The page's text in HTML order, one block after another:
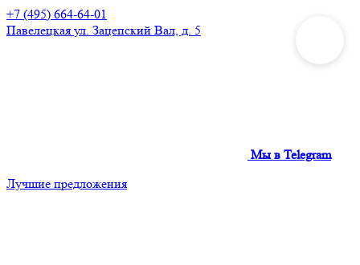
+7 (495) 664-64-01
Павелецкая ул. Зацепский Вал, д. 5
Мы в Telegram
Лучшие предложения